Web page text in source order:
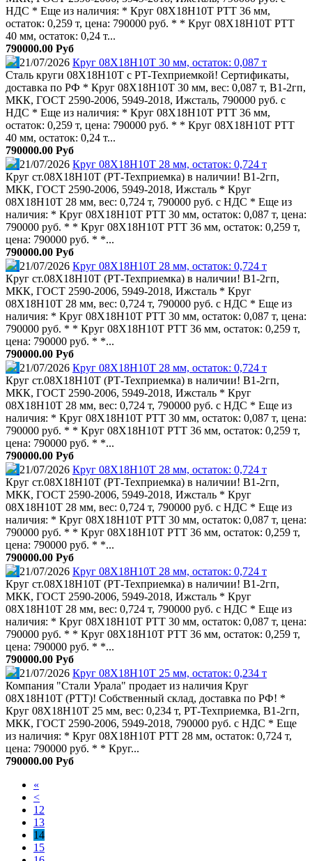
НДС * Еще из наличия: * Круг 08Х18Н10Т РТТ 36 мм,
остаток: 0,259 т, цена: 790000 руб. * * Круг 08Х18Н10Т РТТ
40 мм, остаток: 0,24 т...
790000.00 Руб
21/07/2026 Круг 08Х18Н10Т 30 мм, остаток: 0,087 т
Сталь круги 08Х18Н10Т с РТ-Техприемкой! Сертификаты,
доставка по РФ * Круг 08Х18Н10Т 30 мм, вес: 0,087 т, В1-2гп,
МКК, ГОСТ 2590-2006, 5949-2018, Ижсталь, 790000 руб. с
НДС * Еще из наличия: * Круг 08Х18Н10Т РТТ 36 мм,
остаток: 0,259 т, цена: 790000 руб. * * Круг 08Х18Н10Т РТТ
40 мм, остаток: 0,24 т...
790000.00 Руб
21/07/2026 Круг 08Х18Н10Т 28 мм, остаток: 0,724 т
Круг ст.08Х18Н10Т (РТ-Техприемка) в наличии! В1-2гп,
МКК, ГОСТ 2590-2006, 5949-2018, Ижсталь * Круг
08Х18Н10Т 28 мм, вес: 0,724 т, 790000 руб. с НДС * Еще из
наличия: * Круг 08Х18Н10Т РТТ 30 мм, остаток: 0,087 т, цена:
790000 руб. * * Круг 08Х18Н10Т РТТ 36 мм, остаток: 0,259 т,
цена: 790000 руб. * *...
790000.00 Руб
21/07/2026 Круг 08Х18Н10Т 28 мм, остаток: 0,724 т
Круг ст.08Х18Н10Т (РТ-Техприемка) в наличии! В1-2гп,
МКК, ГОСТ 2590-2006, 5949-2018, Ижсталь * Круг
08Х18Н10Т 28 мм, вес: 0,724 т, 790000 руб. с НДС * Еще из
наличия: * Круг 08Х18Н10Т РТТ 30 мм, остаток: 0,087 т, цена:
790000 руб. * * Круг 08Х18Н10Т РТТ 36 мм, остаток: 0,259 т,
цена: 790000 руб. * *...
790000.00 Руб
21/07/2026 Круг 08Х18Н10Т 28 мм, остаток: 0,724 т
Круг ст.08Х18Н10Т (РТ-Техприемка) в наличии! В1-2гп,
МКК, ГОСТ 2590-2006, 5949-2018, Ижсталь * Круг
08Х18Н10Т 28 мм, вес: 0,724 т, 790000 руб. с НДС * Еще из
наличия: * Круг 08Х18Н10Т РТТ 30 мм, остаток: 0,087 т, цена:
790000 руб. * * Круг 08Х18Н10Т РТТ 36 мм, остаток: 0,259 т,
цена: 790000 руб. * *...
790000.00 Руб
21/07/2026 Круг 08Х18Н10Т 28 мм, остаток: 0,724 т
Круг ст.08Х18Н10Т (РТ-Техприемка) в наличии! В1-2гп,
МКК, ГОСТ 2590-2006, 5949-2018, Ижсталь * Круг
08Х18Н10Т 28 мм, вес: 0,724 т, 790000 руб. с НДС * Еще из
наличия: * Круг 08Х18Н10Т РТТ 30 мм, остаток: 0,087 т, цена:
790000 руб. * * Круг 08Х18Н10Т РТТ 36 мм, остаток: 0,259 т,
цена: 790000 руб. * *...
790000.00 Руб
21/07/2026 Круг 08Х18Н10Т 28 мм, остаток: 0,724 т
Круг ст.08Х18Н10Т (РТ-Техприемка) в наличии! В1-2гп,
МКК, ГОСТ 2590-2006, 5949-2018, Ижсталь * Круг
08Х18Н10Т 28 мм, вес: 0,724 т, 790000 руб. с НДС * Еще из
наличия: * Круг 08Х18Н10Т РТТ 30 мм, остаток: 0,087 т, цена:
790000 руб. * * Круг 08Х18Н10Т РТТ 36 мм, остаток: 0,259 т,
цена: 790000 руб. * *...
790000.00 Руб
21/07/2026 Круг 08Х18Н10Т 25 мм, остаток: 0,234 т
Компания "Стали Урала" продает из наличия Круг
08Х18Н10Т (РТТ)! Собственный склад, доставка по РФ! *
Круг 08Х18Н10Т 25 мм, вес: 0,234 т, РТ-Техприемка, В1-2гп,
МКК, ГОСТ 2590-2006, 5949-2018, 790000 руб. с НДС * Еще
из наличия: * Круг 08Х18Н10Т РТТ 28 мм, остаток: 0,724 т,
цена: 790000 руб. * * Круг...
790000.00 Руб
«
<
12
13
14
15